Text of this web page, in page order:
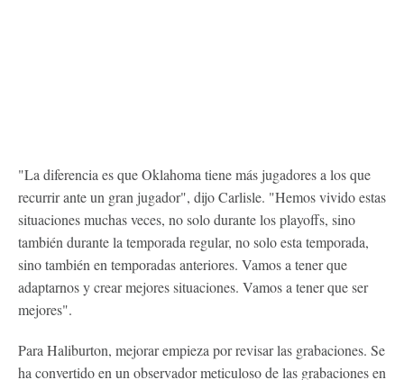
"La diferencia es que Oklahoma tiene más jugadores a los que
recurrir ante un gran jugador", dijo Carlisle. "Hemos vivido estas
situaciones muchas veces, no solo durante los playoffs, sino
también durante la temporada regular, no solo esta temporada,
sino también en temporadas anteriores. Vamos a tener que
adaptarnos y crear mejores situaciones. Vamos a tener que ser
mejores".
Para Haliburton, mejorar empieza por revisar las grabaciones. Se
ha convertido en un observador meticuloso de las grabaciones en